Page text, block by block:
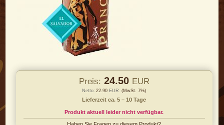
Preis: 24.50 EUR
Netto: 22.90 EUR (MwSt. 7%)
Lieferzeit ca. 5 – 10 Tage
Produkt aktuell leider nicht verfügbar.